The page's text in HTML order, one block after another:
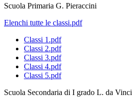
Scuola Primaria G. Pieraccini
Elenchi tutte le classi.pdf
Classi 1.pdf
Classi 2.pdf
Classi 3.pdf
Classi 4.pdf
Classi 5.pdf
Scuola Secondaria di I grado L. da Vinci